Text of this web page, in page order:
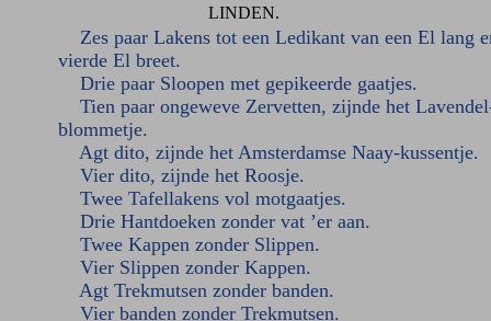
LINDEN.
Zes paar Lakens tot een Ledikant van een El lang
vierde El breet.
Drie paar Sloopen met gepikeerde gaatjes.
Tien paar ongeweve Zervetten, zijnde het
blommetje.
Agt dito, zijnde het Amsterdamse Naay-kussentje.
Vier dito, zijnde het Roosje.
Twee Tafellakens vol motgaatjes.
Drie Hantdoeken zonder vat ’er aan.
Twee Kappen zonder Slippen.
Vier Slippen zonder Kappen.
Agt Trekmutsen zonder banden.
Vier banden zonder Trekmutsen.